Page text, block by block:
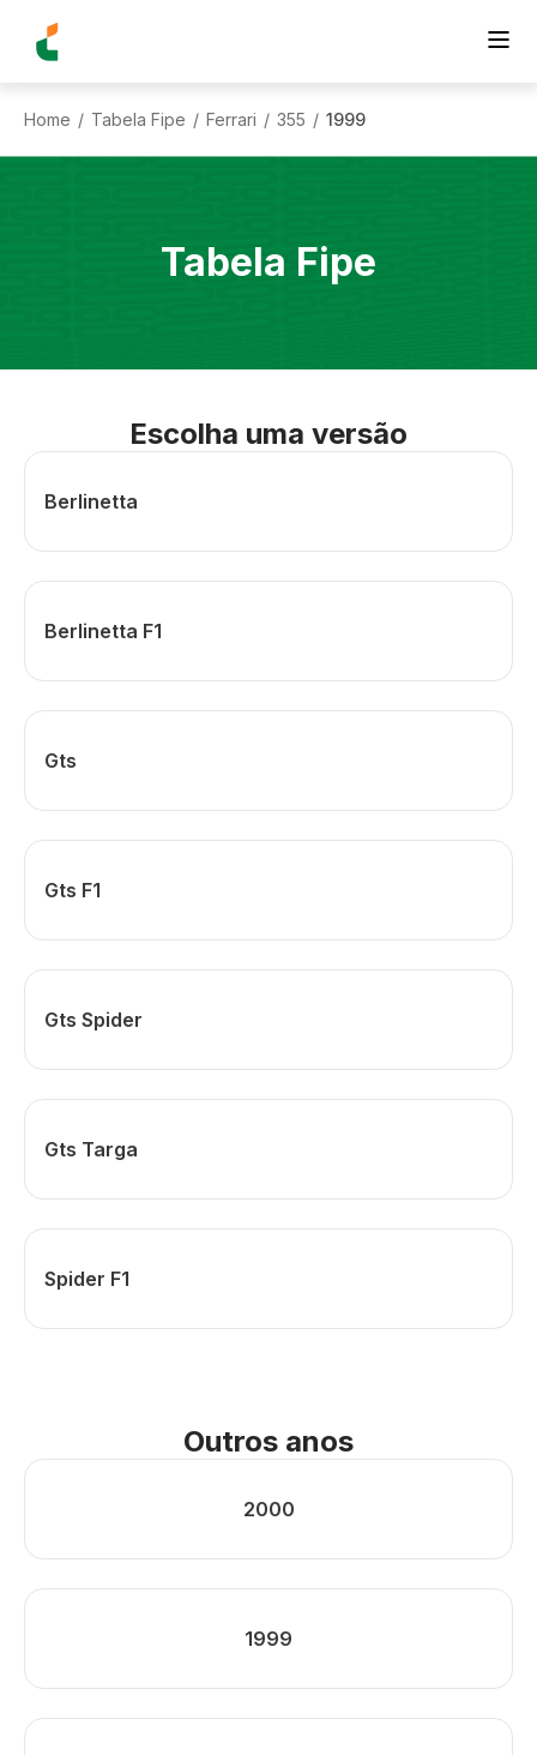
Home / Tabela Fipe / Ferrari / 355 / 1999
Tabela Fipe
Escolha uma versão
Berlinetta
Berlinetta F1
Gts
Gts F1
Gts Spider
Gts Targa
Spider F1
Outros anos
2000
1999